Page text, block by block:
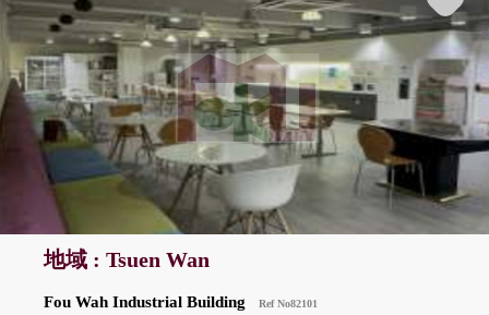
地域 : Tsuen Wan
Fou Wah Industrial Building Ref No82101